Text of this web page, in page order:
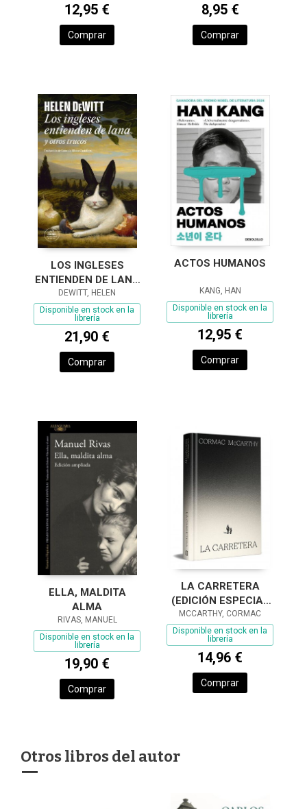
12,95 €
Comprar
8,95 €
Comprar
LOS INGLESES
ENTIENDEN DE LANA
(Y OTROS TRUCOS)
DEWITT, HELEN
Disponible en stock en la
librería
21,90 €
Comprar
ACTOS HUMANOS
KANG, HAN
Disponible en stock en la
librería
12,95 €
Comprar
ELLA, MALDITA
ALMA
RIVAS, MANUEL
Disponible en stock en la
librería
19,90 €
Comprar
LA CARRETERA
(EDICIÓN ESPECIAL
EN TAPA DURA)
MCCARTHY, CORMAC
Disponible en stock en la
librería
14,96 €
Comprar
Otros libros del autor